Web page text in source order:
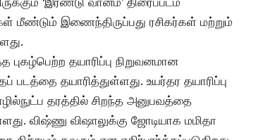
மீண்டும் இணைந்திருப்பது ரசிகர்கள் மற்றும்
தயாரிப்பு நிறுவனமான
படத்தை தயாரித்துள்ளது. உயர்தர தயாரிப்பு
தரத்தில் சிறந்த அனுபவத்தை
விஷ்ணு விஷாலுக்கு ஜோடியாக மமிதா